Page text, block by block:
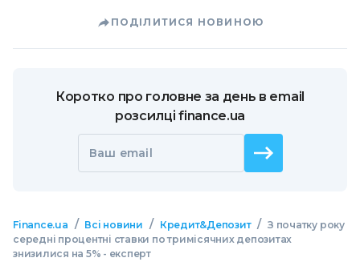
ПОДІЛИТИСЯ НОВИНОЮ
Коротко про головне за день в email
розсилці finance.ua
Ваш email
Finance.ua / Всі новини / Кредит&Депозит / З початку року
середні процентні ставки по тримісячних депозитах
знизилися на 5% - експерт